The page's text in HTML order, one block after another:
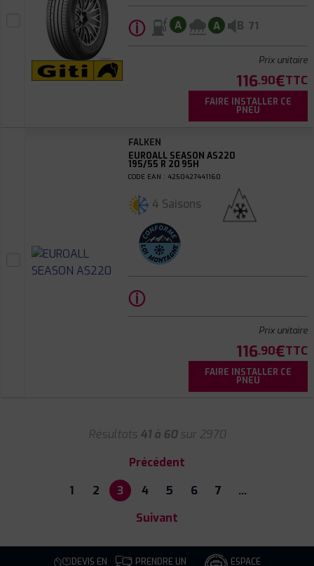
ⓘ A A B 71
Prix unitaire
116.90€TTC
FAIRE INSTALLER CE
PNEU
FALKEN
EUROALL SEASON AS220
195/55 R 20 95H
CODE EAN : 4250427441160
4 Saisons
ⓘ
Prix unitaire
116.90€TTC
FAIRE INSTALLER CE
PNEU
Résultats 41 à 60sur 2970
Précédent
1
2 3 4 5 6 7
…
Suivant
DEVIS EN PRENDRE UN ESPACE